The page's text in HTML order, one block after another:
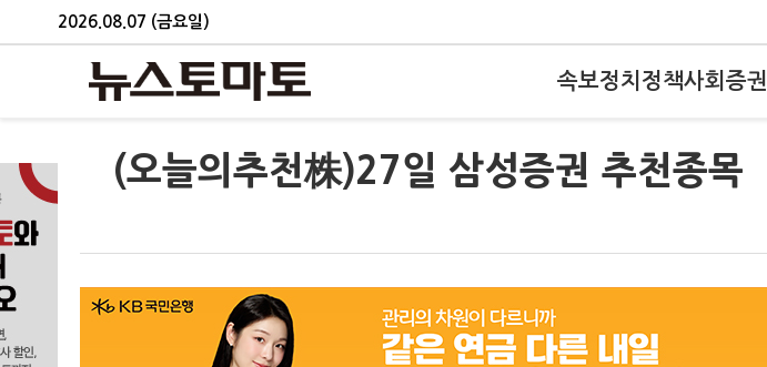
2026.08.07 (금요일)
속보정치 정책사회 증권
(오늘의추천株)27일 삼성증권 추천종목